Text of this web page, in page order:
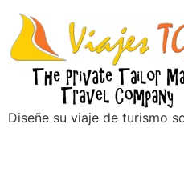
Diseñe su viaje de turismo